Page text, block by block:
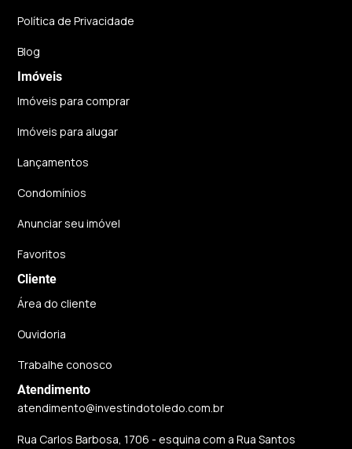
Política de Privacidade
Blog
Imóveis
Imóveis para comprar
Imóveis para alugar
Lançamentos
Condomínios
Anunciar seu imóvel
Favoritos
Cliente
Área do cliente
Ouvidoria
Trabalhe conosco
Atendimento
atendimento@investindotoledo.com.br
Rua Carlos Barbosa, 1706 - esquina com a Rua Santos